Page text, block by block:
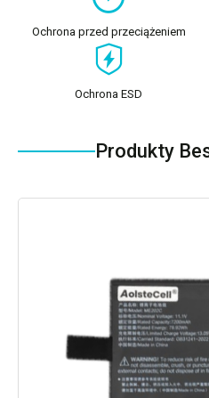
Ochrona przed przeciążeniem
Ochrona ESD
Produkty